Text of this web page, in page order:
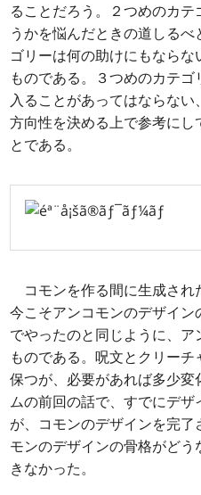
ることだろう。２つめのカ
うかを悩んだときの道しる
ゴリーは何の助けにもなら
ものである。３つめのカテ
入ることがあってはならな
方向性を決める上で参考に
とである。
コモンを作る間に生成され
今こそアンコモンのデザイ
でやったのと同じように、
ものである。呪文とクリー
保つが、必要があれば多少
ムの前回の話で、すでにデ
が、コモンのデザインを完
モンのデザインの骨格がど
きなかった。